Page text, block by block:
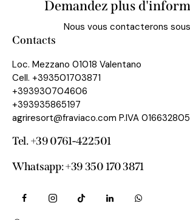
Demandez plus
Nous vous contacterons
Contacts
Loc. Mezzano 01018 Valentano
Cell. +393501703871
+393930704606
+393935865197
agriresort@fraviaco.com P.IVA
Tel. +39 0761-422501
Whatsapp: +39 350 170 3871‬